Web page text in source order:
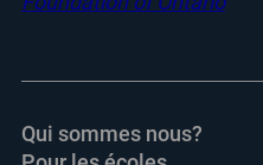
Qui sommes nous?